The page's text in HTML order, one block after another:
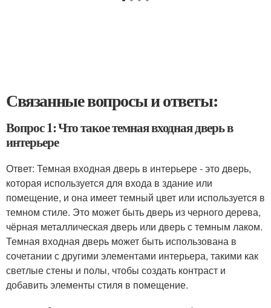
Связанные вопросы и ответы:
Вопрос 1: Что такое темная входная дверь в
интерьере
Ответ: Темная входная дверь в интерьере - это дверь,
которая используется для входа в здание или
помещение, и она имеет темный цвет или используется в
темном стиле. Это может быть дверь из черного дерева,
чёрная металлическая дверь или дверь с темным лаком.
Темная входная дверь может быть использована в
сочетании с другими элементами интерьера, такими как
светлые стены и полы, чтобы создать контраст и
добавить элементы стиля в помещение.